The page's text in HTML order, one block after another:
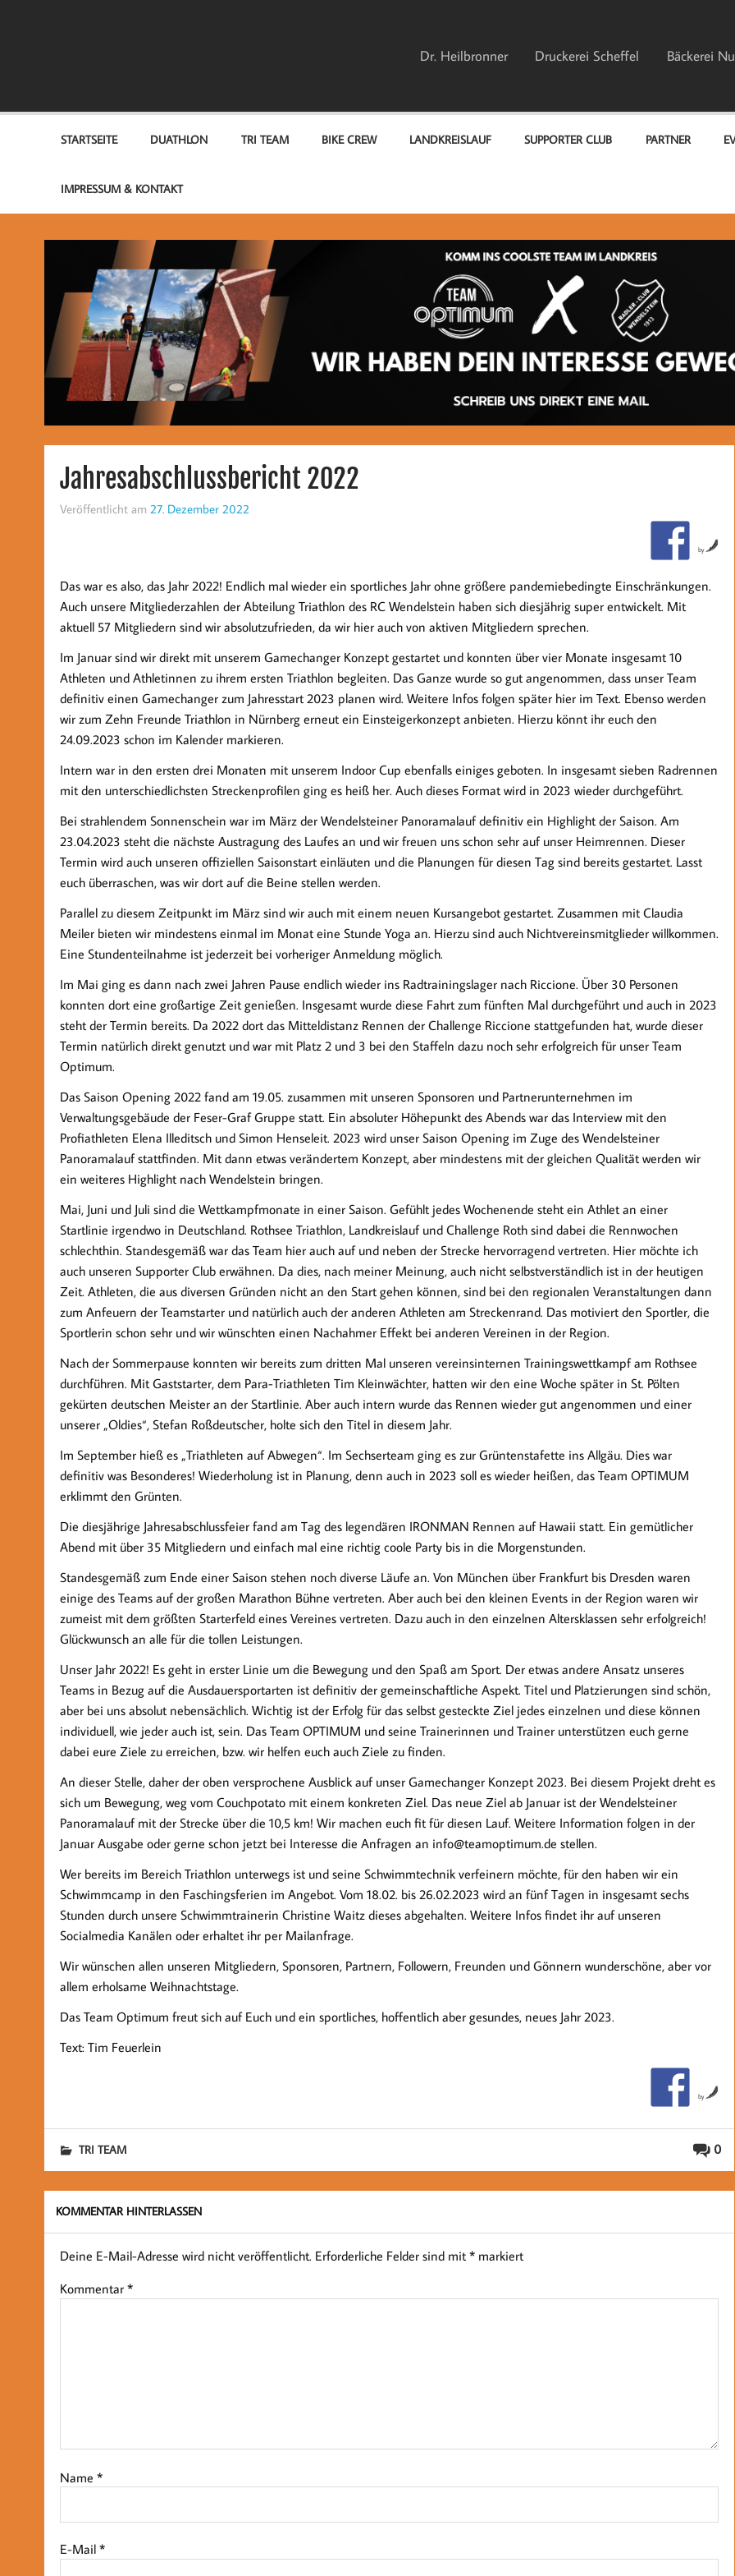
Dr. Heilbronner Druckerei Scheffel Bäckerei
STARTSEITE DUATHLON TRI TEAM BIKE CREW LANDKREISLAUF SUPPORTER CLUB PARTNER
IMPRESSUM & KONTAKT
Jahresabschlussbericht 2022
Veröffentlicht am 27. Dezember 2022
by
Das war es also, das Jahr 2022! Endlich mal wieder ein sportliches Jahr ohne größere pandemiebedingte Einschränkungen.
Auch unsere Mitgliederzahlen der Abteilung Triathlon des RC Wendelstein haben sich diesjährig super entwickelt. Mit
aktuell 57 Mitgliedern sind wir absolutzufrieden, da wir hier auch von aktiven Mitgliedern sprechen.
Im Januar sind wir direkt mit unserem Gamechanger Konzept gestartet und konnten über vier Monate insgesamt 10
Athleten und Athletinnen zu ihrem ersten Triathlon begleiten. Das Ganze wurde so gut angenommen, dass unser Team
definitiv einen Gamechanger zum Jahresstart 2023 planen wird. Weitere Infos folgen später hier im Text. Ebenso werden
wir zum Zehn Freunde Triathlon in Nürnberg erneut ein Einsteigerkonzept anbieten. Hierzu könnt ihr euch den
24.09.2023 schon im Kalender markieren.
Intern war in den ersten drei Monaten mit unserem Indoor Cup ebenfalls einiges geboten. In insgesamt sieben Radrennen
mit den unterschiedlichsten Streckenprofilen ging es heiß her. Auch dieses Format wird in 2023 wieder durchgeführt.
Bei strahlendem Sonnenschein war im März der Wendelsteiner Panoramalauf definitiv ein Highlight der Saison. Am
23.04.2023 steht die nächste Austragung des Laufes an und wir freuen uns schon sehr auf unser Heimrennen. Dieser
Termin wird auch unseren offiziellen Saisonstart einläuten und die Planungen für diesen Tag sind bereits gestartet. Lasst
euch überraschen, was wir dort auf die Beine stellen werden.
Parallel zu diesem Zeitpunkt im März sind wir auch mit einem neuen Kursangebot gestartet. Zusammen mit Claudia
Meiler bieten wir mindestens einmal im Monat eine Stunde Yoga an. Hierzu sind auch Nichtvereinsmitglieder willkommen.
Eine Stundenteilnahme ist jederzeit bei vorheriger Anmeldung möglich.
Im Mai ging es dann nach zwei Jahren Pause endlich wieder ins Radtrainingslager nach Riccione. Über 30 Personen
konnten dort eine großartige Zeit genießen. Insgesamt wurde diese Fahrt zum fünften Mal durchgeführt und auch in 2023
steht der Termin bereits. Da 2022 dort das Mitteldistanz Rennen der Challenge Riccione stattgefunden hat, wurde dieser
Termin natürlich direkt genutzt und war mit Platz 2 und 3 bei den Staffeln dazu noch sehr erfolgreich für unser Team
Optimum.
Das Saison Opening 2022 fand am 19.05. zusammen mit unseren Sponsoren und Partnerunternehmen im
Verwaltungsgebäude der Feser-Graf Gruppe statt. Ein absoluter Höhepunkt des Abends war das Interview mit den
Profiathleten Elena Illeditsch und Simon Henseleit. 2023 wird unser Saison Opening im Zuge des Wendelsteiner
Panoramalauf stattfinden. Mit dann etwas verändertem Konzept, aber mindestens mit der gleichen Qualität werden wir
ein weiteres Highlight nach Wendelstein bringen.
Mai, Juni und Juli sind die Wettkampfmonate in einer Saison. Gefühlt jedes Wochenende steht ein Athlet an einer
Startlinie irgendwo in Deutschland. Rothsee Triathlon, Landkreislauf und Challenge Roth sind dabei die Rennwochen
schlechthin. Standesgemäß war das Team hier auch auf und neben der Strecke hervorragend vertreten. Hier möchte ich
auch unseren Supporter Club erwähnen. Da dies, nach meiner Meinung, auch nicht selbstverständlich ist in der heutigen
Zeit. Athleten, die aus diversen Gründen nicht an den Start gehen können, sind bei den regionalen Veranstaltungen dann
zum Anfeuern der Teamstarter und natürlich auch der anderen Athleten am Streckenrand. Das motiviert den Sportler, die
Sportlerin schon sehr und wir wünschten einen Nachahmer Effekt bei anderen Vereinen in der Region.
​Nach der Sommerpause konnten wir bereits zum dritten Mal unseren vereinsinternen Trainingswettkampf am Rothsee
durchführen. Mit Gaststarter, dem Para-Triathleten Tim Kleinwächter, hatten wir den eine Woche später in St. Pölten
gekürten deutschen Meister an der Startlinie. Aber auch intern wurde das Rennen wieder gut angenommen und einer
unserer „Oldies“, Stefan Roßdeutscher, holte sich den Titel in diesem Jahr.
Im September hieß es „Triathleten auf Abwegen“. Im Sechserteam ging es zur Grüntenstafette ins Allgäu. Dies war
definitiv was Besonderes! Wiederholung ist in Planung, denn auch in 2023 soll es wieder heißen, das Team OPTIMUM
erklimmt den Grünten.
Die diesjährige Jahresabschlussfeier fand am Tag des legendären IRONMAN Rennen auf Hawaii statt. Ein gemütlicher
Abend mit über 35 Mitgliedern und einfach mal eine richtig coole Party bis in die Morgenstunden.
Standesgemäß zum Ende einer Saison stehen noch diverse Läufe an. Von München über Frankfurt bis Dresden waren
einige des Teams auf der großen Marathon Bühne vertreten. Aber auch bei den kleinen Events in der Region waren wir
zumeist mit dem größten Starterfeld eines Vereines vertreten. Dazu auch in den einzelnen Altersklassen sehr erfolgreich!
Glückwunsch an alle für die tollen Leistungen.
Unser Jahr 2022! Es geht in erster Linie um die Bewegung und den Spaß am Sport. Der etwas andere Ansatz unseres
Teams in Bezug auf die Ausdauersportarten ist definitiv der gemeinschaftliche Aspekt. Titel und Platzierungen sind schön,
aber bei uns absolut nebensächlich. Wichtig ist der Erfolg für das selbst gesteckte Ziel jedes einzelnen und diese können
individuell, wie jeder auch ist, sein. Das Team OPTIMUM und seine Trainerinnen und Trainer unterstützen euch gerne
dabei eure Ziele zu erreichen, bzw. wir helfen euch auch Ziele zu finden.
An dieser Stelle, daher der oben versprochene Ausblick auf unser Gamechanger Konzept 2023. Bei diesem Projekt dreht es
sich um Bewegung, weg vom Couchpotato mit einem konkreten Ziel. Das neue Ziel ab Januar ist der Wendelsteiner
Panoramalauf mit der Strecke über die 10,5 km! Wir machen euch fit für diesen Lauf. Weitere Information folgen in der
Januar Ausgabe oder gerne schon jetzt bei Interesse die Anfragen an info@teamoptimum.de stellen.
Wer bereits im Bereich Triathlon unterwegs ist und seine Schwimmtechnik verfeinern möchte, für den haben wir ein
Schwimmcamp in den Faschingsferien im Angebot. Vom 18.02. bis 26.02.2023 wird an fünf Tagen in insgesamt sechs
Stunden durch unsere Schwimmtrainerin Christine Waitz dieses abgehalten. Weitere Infos findet ihr auf unseren
Socialmedia Kanälen oder erhaltet ihr per Mailanfrage.
Wir wünschen allen unseren Mitgliedern, Sponsoren, Partnern, Followern, Freunden und Gönnern wunderschöne, aber vor
allem erholsame Weihnachtstage.
Das Team Optimum freut sich auf Euch und ein sportliches, hoffentlich aber gesundes, neues Jahr 2023.
Text: Tim Feuerlein
by
0
TRI TEAM
KOMMENTAR HINTERLASSEN
Deine E-Mail-Adresse wird nicht veröffentlicht. Erforderliche Felder sind mit *markiert
Kommentar *
Name *
E-Mail *